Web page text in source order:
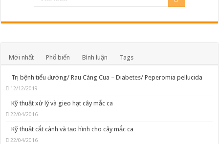
GIA LAI_16 11 2017_PHONG TRỪ SÂU BỆNH TRÊN CÂY ỚT
Mới nhất Phổ biến Bình luận Tags
Trị bệnh tiểu đường/ Rau Càng Cua – Diabetes/ Peperomia pellucida
12/12/2019
Kỹ thuật xử lý và gieo hạt cây mắc ca
22/04/2016
Kỹ thuật cắt cành và tạo hình cho cây mắc ca
22/04/2016